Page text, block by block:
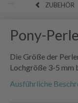
ZUBEHÖR
Pony-
Die Größe der
Lochgröße 3-5 mm
Ausführliche